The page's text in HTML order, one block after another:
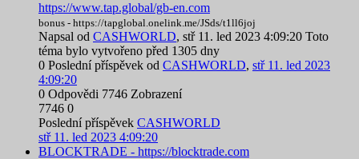
https://www.tap.global/gb-en.com
bonus - https://tapglobal.onelink.me/JSds/t1ll6joj
Napsal od CASHWORLD, stř 11. led 2023 4:09:20 Toto
téma bylo vytvořeno před 1305 dny
0 Poslední příspěvek od CASHWORLD, stř 11. led 2023
4:09:20
0 Odpovědi 7746 Zobrazení
7746 0
Poslední příspěvek CASHWORLD
stř 11. led 2023 4:09:20
BLOCKTRADE - https://blocktrade.com